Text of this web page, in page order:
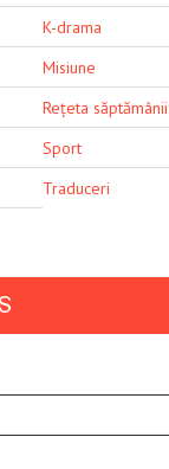
K-drama
Misiune
Rețeta săptămânii
Sport
Traduceri